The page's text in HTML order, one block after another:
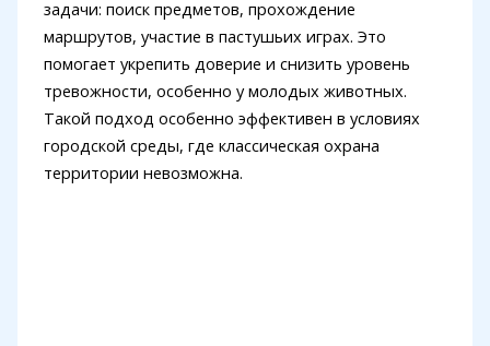
задачи: поиск предметов, прохождение
маршрутов, участие в пастушьих играх. Это
помогает укрепить доверие и снизить уровень
тревожности, особенно у молодых животных.
Такой подход особенно эффективен в условиях
городской среды, где классическая охрана
территории невозможна.